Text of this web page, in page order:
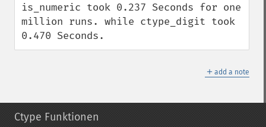
is_numeric took 0.237 Seconds for one
million runs. while ctype_digit took
0.470 Seconds.
＋ add a note
Ctype Funktionen